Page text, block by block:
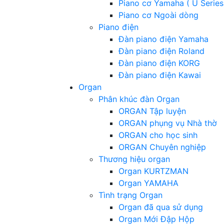
Piano cơ Yamaha ( U
Piano cơ Ngoài dòng
Piano điện
Đàn piano điện Yamaha
Đàn piano điện Roland
Đàn piano điện KORG
Đàn piano điện Kawai
Organ
Phân khúc đàn Organ
ORGAN Tập luyện
ORGAN phụng vụ Nhà thờ
ORGAN cho học sinh
ORGAN Chuyên nghiệp
Thương hiệu organ
Organ KURTZMAN
Organ YAMAHA
Tình trạng Organ
Organ đã qua sử dụng
Organ Mới Đập Hộp